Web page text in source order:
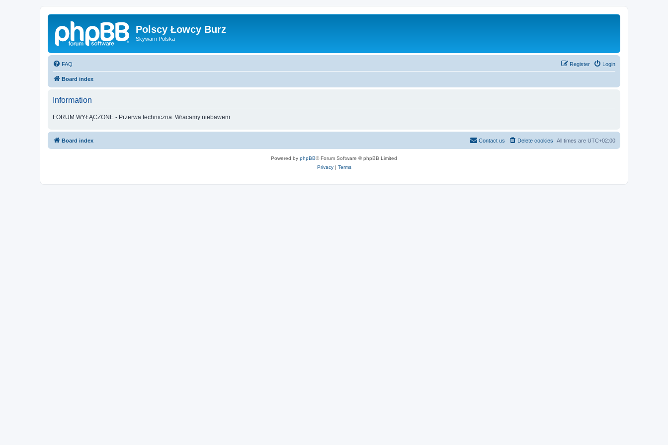
Polscy Łowcy Burz
Skywarn Polska
FAQ Login
Register
Board index
Information
FORUM WYŁĄCZONE - Przerwa techniczna. Wracamy niebawem
Board index All times are UTC+02:00
Delete cookies
Contact us
Powered by phpBB® Forum Software © phpBB Limited
Privacy| Terms